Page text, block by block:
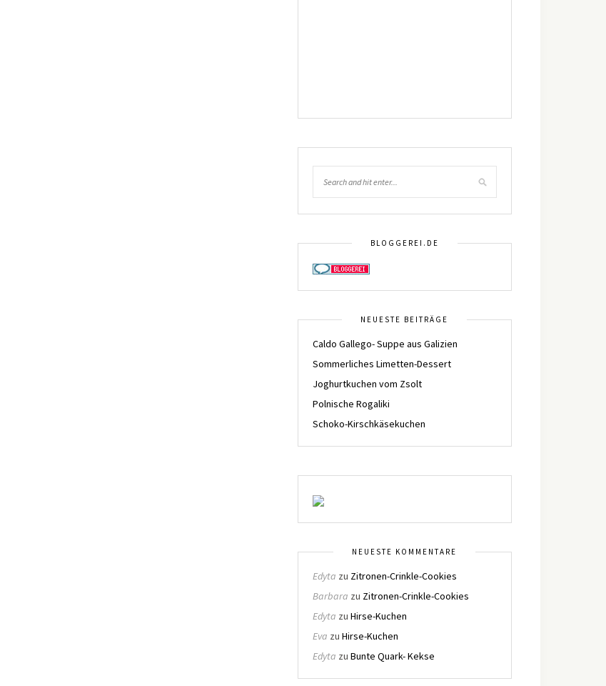
BLOGGEREI.DE
NEUESTE BEITRÄGE
Caldo Gallego- Suppe aus Galizien
Sommerliches Limetten-Dessert
Joghurtkuchen vom Zsolt
Polnische Rogaliki
Schoko-Kirschkäsekuchen
NEUESTE KOMMENTARE
Edyta zu Zitronen-Crinkle-Cookies
Barbara zu Zitronen-Crinkle-Cookies
Edyta zu Hirse-Kuchen
Eva zu Hirse-Kuchen
Edyta zu Bunte Quark- Kekse